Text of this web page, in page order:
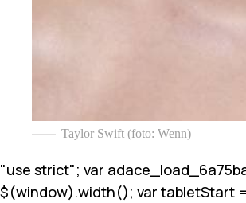
Taylor Swift (foto: Wenn)
"use strict"; var
$(window).width(); var tabletStart